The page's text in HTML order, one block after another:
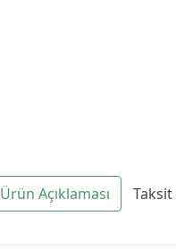
Ürün Açıklaması